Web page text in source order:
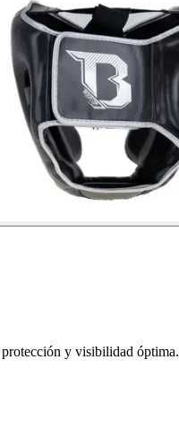
y visibilidad óptima.